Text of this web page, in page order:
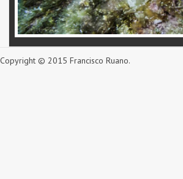
Copyright © 2015 Francisco Ruano.